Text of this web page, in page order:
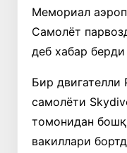
Мемориал
Самолёт
деб хабар берди
Бир двигателли
самолёти
томонидан
вакиллари